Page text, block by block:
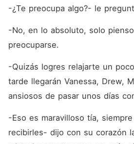
-¿Te preocupa algo?- le
-No, en lo absoluto, solo
preocuparse.
-Quizás logres relajarte un
tarde llegarán Vanessa, Drew,
ansiosos de pasar unos días
-Eso es maravilloso tía,
recibirles- dijo con su corazón